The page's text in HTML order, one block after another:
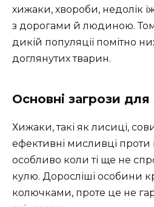
хижаки, хвороби, недолік їжі
з дорогами й людиною.
дикій популяції помітно
доглянутих тварин.
Основні загрози
Хижаки, такі як лисиці,
ефективні мисливці проти
особливо коли ті ще не
кулю. Доросліші особини
колючками, проте це не